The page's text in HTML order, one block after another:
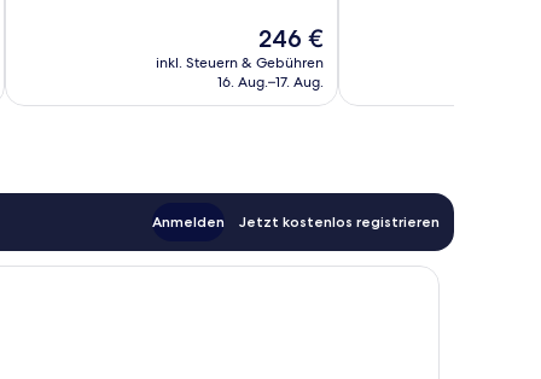
Der
Preis
beträgt
246 €
inkl. Steuern & Gebühren
16. Aug.–17. Aug.
Anmelden Jetzt kostenlos registrieren